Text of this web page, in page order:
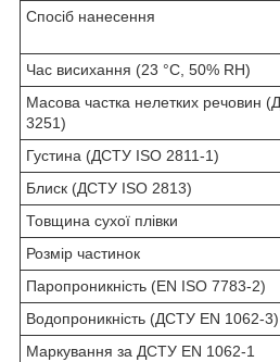
Спосіб нанесення
Час висихання (23 °С, 50% RH)
Масова частка нелетких речовин
3251)
Густина (ДСТУ ISO 2811-1)
Блиск (ДСТУ ISO 2813)
Товщина сухої плівки
Розмір частинок
Паропроникність (EN ISO 7783-2)
Водопроникність (ДСТУ EN 1062-3)
Маркування за ДСТУ EN 1062-1